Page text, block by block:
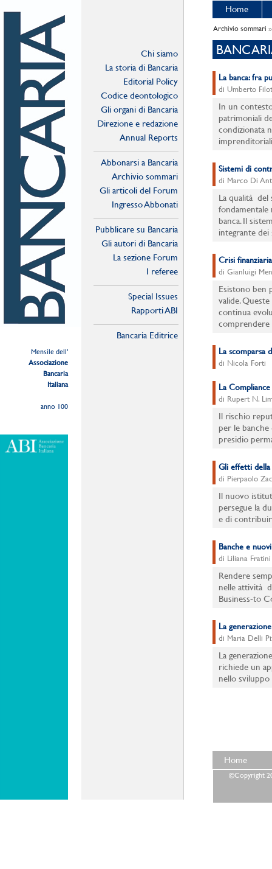
Mensile dell'
Associazione
Bancaria
Italiana
anno 100
Chi siamo
La storia di Bancaria
Editorial Policy
Codice deontologico
Gli organi di Bancaria
Direzione e redazione
Annual Reports
Abbonarsi a Bancaria
Archivio sommari
Gli articoli del Forum
Ingresso Abbonati
Pubblicare su Bancaria
Gli autori di Bancaria
La sezione Forum
I referee
Special Issues
Rapporti ABI
Bancaria Editrice
Home
Archivio sommari
La banca: fra
di Umberto
In un
patrimoniali
condizionata
Sistemi di
di Marco Di
La qualità del
banca. Il
integrante dei
Crisi
di Gianluigi
Esistono ben
valide.
continua
comprendere
La scomparsa
di Nicola Forti
La
di Rupert N.
Il rischio
per le
presidio
Gli effetti
di Pierpaolo
Il nuovo
persegue la
e di
Banche e
di Liliana Fratini
Rendere
nelle attività
Business-to
La
di Maria Delli
La
richiede un
nello
Home
©Copyright